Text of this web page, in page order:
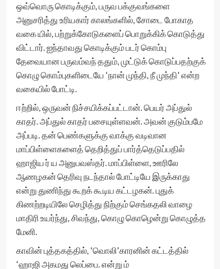
ஒவ்வொரு கொடிக்கும், பருவ பக்குவங்களை
அனுசரித்து உரியகார் காலங்களில், சோடை போகாத
வகை யில், பற்றுக்கோடுகளைப் பொறுக்கிக் கொடுத்து
விட்டார். ஐந்தாவது கொடிக்கும் படர் கொம்பு
தேவையான பருவம்வந் ததும், முட்டுக் கொடுப்பதற்குக்
கொழு கொம்புகளிடையே ‘நான் முந்தி, நீ முந்தி’ என்ற
வகையில் போட்டி.
ஈற்றில், ஒருவன் நிச்சயிக்கப்பட்டான். பெயர் அப்துல்
காதர். அப்துல் காதர் பசையுள்ளவன். அவன் குடும்பமே
அப்படி. தன் பெண்களுக்கு வாக்கு வடிவான
மாப்பிள்ளைகளைத் தெறித்துப் பார்த்தெடுப்பதில்
ஹாஜிய ர் ய அனுபவஸ்தர். மாப்பிள்ளை, ஊரிலே
ஆணழகன் தெரிவு நடந்தால் போட்டியே இருக்காது
என்று துணிந்து கூறக் கூடிய கட்டழகன். புதுக்
கிணற்றடியிலே செழித்து நிற்கும் செங்கதலி வாழை
மாதிரி உயர்ந்து, சிவந்து, கொழு கொழென்று கொழுத்த
மேனி.
காவின் புத்தகத்தில், ‘வொலி’காரனின் கட்டத்தில்
‘ஹாஜி அகமது லெப்பை. என்று ம்